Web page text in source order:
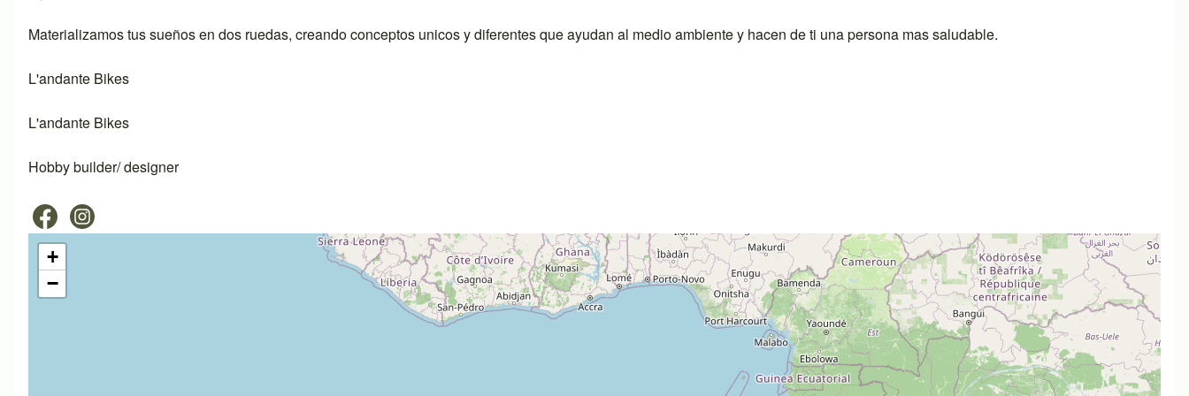
Materializamos tus sueños en dos ruedas, creando conceptos unicos y diferentes que ayudan al medio ambiente y hacen de ti una persona mas saludable.
L'andante Bikes
L'andante Bikes
Hobby builder/ designer
+
−